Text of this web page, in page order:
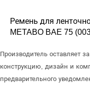
Ремень для
METABO BAE 75
Производитель оставляет
конструкцию, дизайн и
предварительного